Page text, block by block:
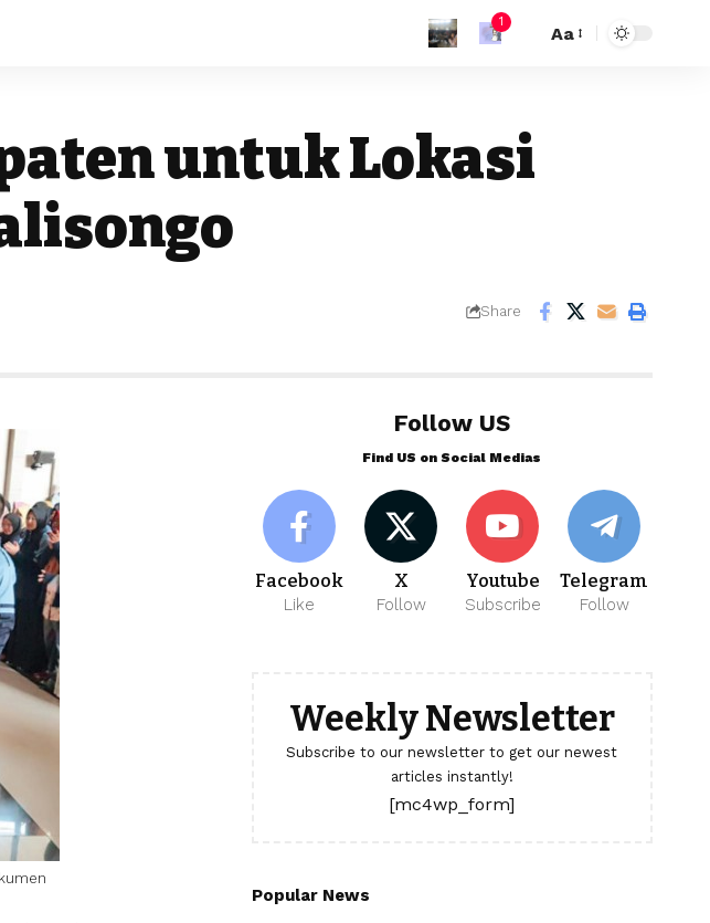
1
Aa
untuk Lokasi
Share
Follow US
Find US on Social Medias
Facebook
Like
X
Follow
Youtube
Subscribe
Telegram
Follow
Weekly Newsletter
Subscribe to our newsletter to get our newest
articles instantly!
[mc4wp_form]
Popular News